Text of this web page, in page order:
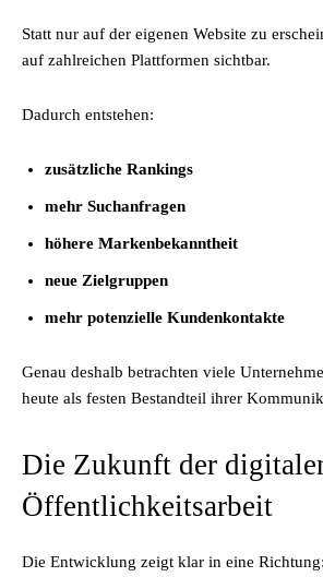
Statt nur auf der eigenen Website zu
auf zahlreichen Plattformen sichtbar.
Dadurch entstehen:
zusätzliche Rankings
mehr Suchanfragen
höhere Markenbekanntheit
neue Zielgruppen
mehr potenzielle Kundenkontakte
Genau deshalb betrachten viele
heute als festen Bestandteil ihrer
Die Zukunft der
Öffentlichkeitsarbeit
Die Entwicklung zeigt klar in eine Richtung: